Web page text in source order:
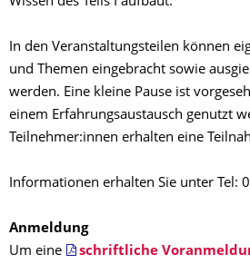
In den Veranstaltungsteilen können
und Themen eingebracht sowie
werden. Eine kleine Pause ist
einem Erfahrungsaustausch genutzt
Teilnehmer:innen erhalten eine
Informationen erhalten Sie unter Tel:
Anmeldung
Um eine
schriftliche